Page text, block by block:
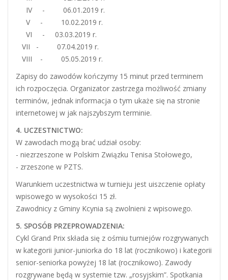
IV - 06.01.2019 r.
V - 10.02.2019 r.
VI - 03.03.2019 r.
VII - 07.04.2019 r.
VIII - 05.05.2019 r.
Zapisy do zawodów kończymy 15 minut przed terminem
ich rozpoczęcia. Organizator zastrzega możliwość zmiany
terminów, jednak informacja o tym ukaże się na stronie
internetowej w jak najszybszym terminie.
4. UCZESTNICTWO:
W zawodach mogą brać udział osoby:
- niezrzeszone w Polskim Związku Tenisa Stołowego,
- zrzeszone w PZTS.
Warunkiem uczestnictwa w turnieju jest uiszczenie opłaty
wpisowego w wysokości 15 zł.
Zawodnicy z Gminy Kcynia są zwolnieni z wpisowego.
5. SPOSÓB PRZEPROWADZENIA:
Cykl Grand Prix składa się z ośmiu turniejów rozgrywanych
w kategorii junior-juniorka do 18 lat (rocznikowo) i kategorii
senior-seniorka powyżej 18 lat (rocznikowo). Zawody
rozgrywane będą w systemie tzw. „rosyjskim”. Spotkania